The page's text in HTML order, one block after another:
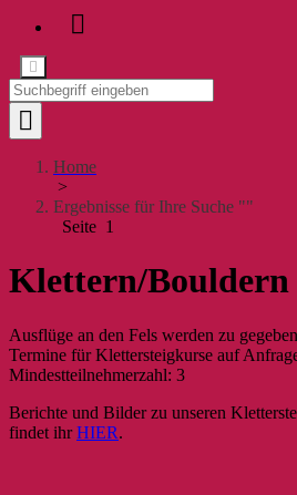
Home
>
Ergebnisse für Ihre Suche ""
Seite 1
Klettern/Bouldern
Ausflüge an den Fels werden zu
Termine für Klettersteigkurse auf
Mindestteilnehmerzahl: 3
Berichte und Bilder zu unseren
findet ihrHIER.